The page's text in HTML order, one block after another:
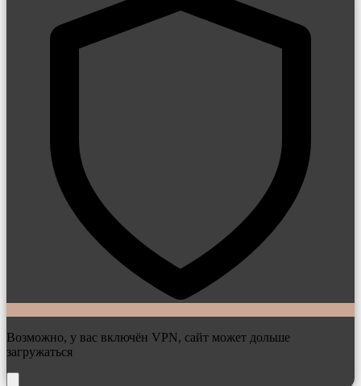
Возможно, у вас включён VPN, сайт может дольше
загружаться